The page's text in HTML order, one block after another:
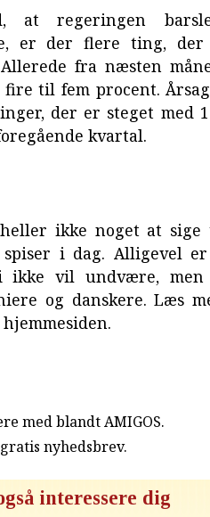
at regeringen
er der flere ting,
fra næsten
til fem procent.
der er steget med
kvartal.
ikke noget at
i dag. Alligevel
ikke vil undvære,
og danskere. Læs
med blandt AMIGOS.
nyhedsbrev.
interessere dig